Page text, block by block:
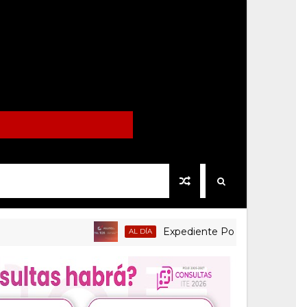
AL DÍA Expediente Político.Mx no 1126